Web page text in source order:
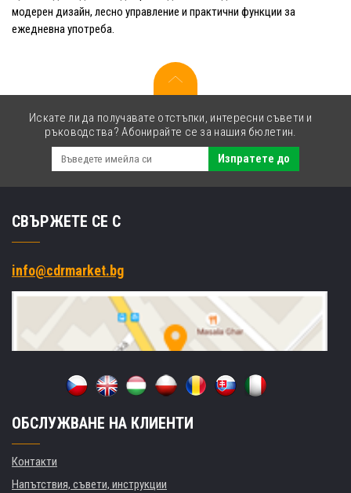
модерен дизайн, лесно управление и практични функции за
ежедневна употреба.
Искате ли да получавате отстъпки, интересни съвети и
ръководства? Абонирайте се за нашия бюлетин.
Изпратете до
СВЪРЖЕТЕ СЕ С
info@cdrmarket.bg
ОБСЛУЖВАНЕ НА КЛИЕНТИ
Контакти
Напътствия, съвети, инструкции